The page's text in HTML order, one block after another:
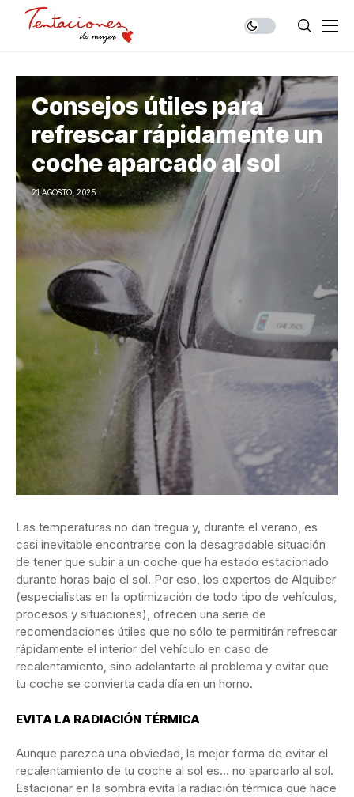
Consejos útiles para
refrescar rápidamente un
coche aparcado al sol
21 AGOSTO, 2025
Las temperaturas no dan tregua y, durante el verano, es
casi inevitable encontrarse con la desagradable situación
de tener que subir a un coche que ha estado estacionado
durante horas bajo el sol. Por eso, los expertos de Alquiber
(especialistas en la optimización de todo tipo de vehículos,
procesos y situaciones), ofrecen una serie de
recomendaciones útiles que no sólo te permitirán refrescar
rápidamente el interior del vehículo en caso de
recalentamiento, sino adelantarte al problema y evitar que
tu coche se convierta cada día en un horno.
EVITA LA RADIACIÓN TÉRMICA
Aunque parezca una obviedad, la mejor forma de evitar el
recalentamiento de tu coche al sol es… no aparcarlo al sol.
Estacionar en la sombra evita la radiación térmica que hace